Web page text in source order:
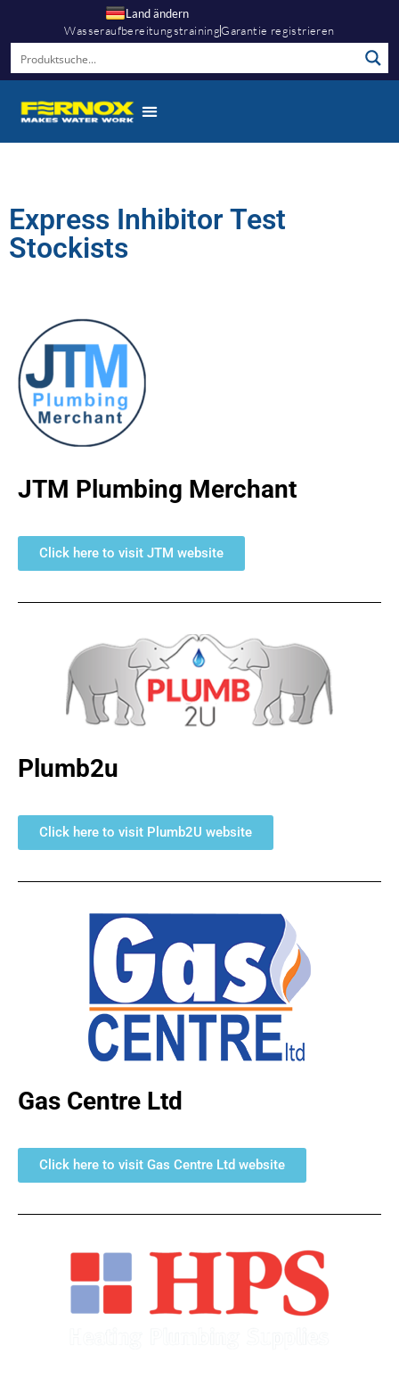
Land ändern
WasseraufbereitungstrainingGarantie registrieren
Express Inhibitor Test
Stockists​
JTM Plumbing Merchant
Click here to visit JTM website
Plumb2u
Click here to visit Plumb2U website
Gas Centre Ltd
Click here to visit Gas Centre Ltd website